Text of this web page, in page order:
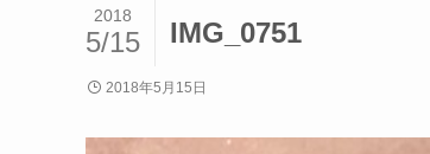
IMG_0751
2018
5/15
2018年5月15日